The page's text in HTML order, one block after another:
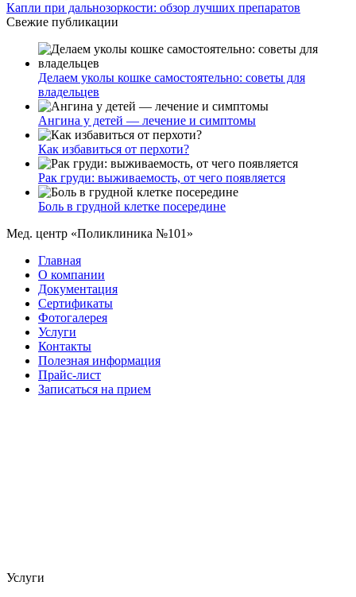
Капли при дальнозоркости: обзор лучших препаратов
Свежие публикации
Делаем уколы кошке самостоятельно: советы для
владельцев
Ангина у детей — лечение и симптомы
Как избавиться от перхоти?
Рак груди: выживаемость, от чего появляется
Боль в грудной клетке посередине
Мед. центр «Поликлиника №101»
Главная
О компании
Документация
Сертификаты
Фотогалерея
Услуги
Контакты
Полезная информация
Прайс-лист
Записаться на прием
Услуги